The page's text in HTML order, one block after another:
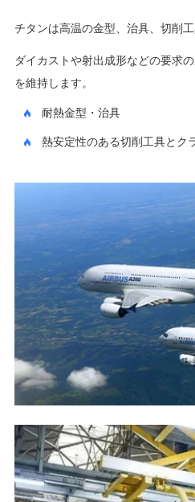
チタンは高温の金型、治具、切削工
ダイカストや射出成形などの要求
を維持します。
耐熱金型・治具
熱安定性のある切削工具とク